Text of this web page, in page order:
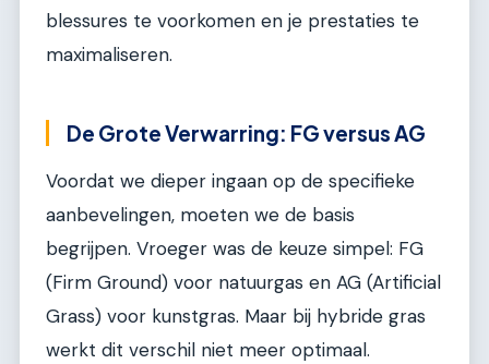
blessures te voorkomen en je prestaties te
maximaliseren.
De Grote Verwarring: FG versus AG
Voordat we dieper ingaan op de specifieke
aanbevelingen, moeten we de basis
begrijpen. Vroeger was de keuze simpel: FG
(Firm Ground) voor natuurgas en AG (Artificial
Grass) voor kunstgras. Maar bij hybride gras
werkt dit verschil niet meer optimaal.